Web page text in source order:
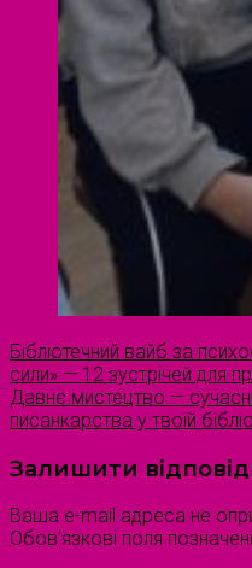
Бібліотечний вайб за
сили» — 12 зустрічей для
Давнє мистецтво —
писанкарства у твоїй
Залишити
Ваша e-mail адреса не
Обов’язкові поля позначені